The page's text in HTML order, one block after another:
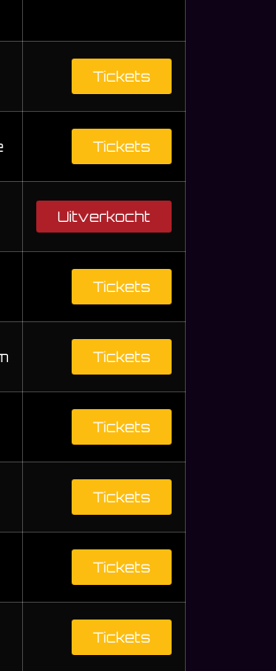
Tickets
Tickets
Uitverkocht
Tickets
Tickets
Tickets
Tickets
Tickets
Tickets